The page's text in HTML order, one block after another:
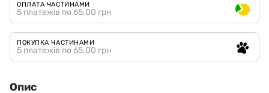
ОПЛАТА ЧАСТИНАМИ
5 платежів по 65.00 грн
ПОКУПКА ЧАСТИНАМИ
5 платежів по 65.00 грн
Опис